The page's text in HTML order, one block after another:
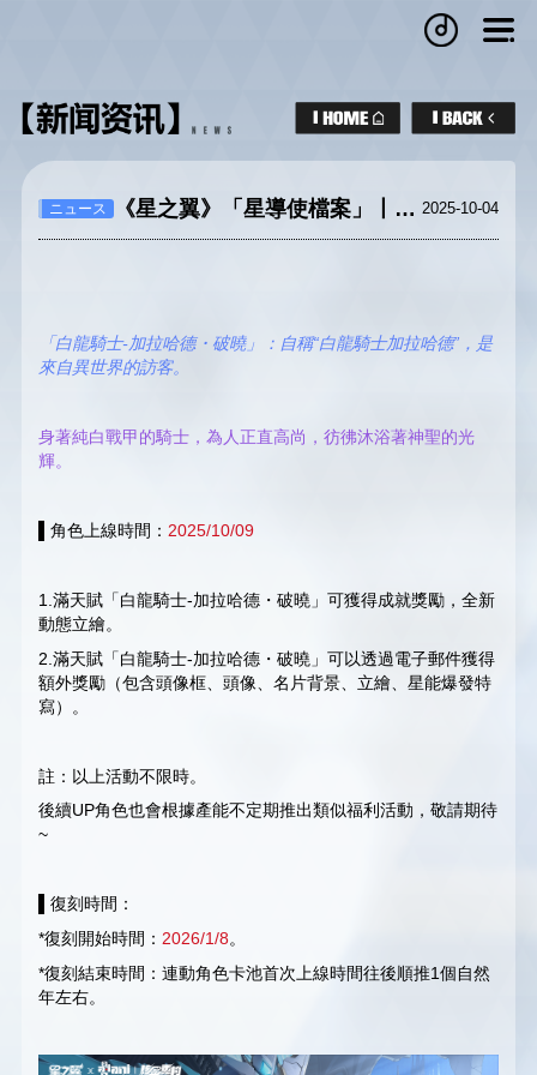
ニュース 《星之翼》「星導使檔案」丨白龍騎士-加拉哈德・破曉 2025-10-04
「白龍騎士-加拉哈德・破曉」：自稱“白龍騎士加拉哈德”，是
來自異世界的訪客。
身著純白戰甲的騎士，為人正直高尚，彷彿沐浴著神聖的光
輝。
▌角色上線時間： 2025/10/09
1.滿天賦「白龍騎士-加拉哈德・破曉」可獲得成就獎勵，全新
動態立繪。
2.滿天賦「白龍騎士-加拉哈德・破曉」可以透過電子郵件獲得
額外獎勵（包含頭像框、頭像、名片背景、立繪、星能爆發特
寫）。
註：以上活動不限時。
後續UP角色也會根據產能不定期推出類似福利活動，敬請期待
~
▌復刻時間：
*復刻開始時間：2026/1/8。
*復刻結束時間：連動角色卡池首次上線時間往後順推1個自然
年左右。